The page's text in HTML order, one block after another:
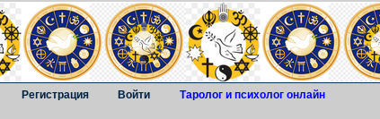
Регистрация Войти Таролог и психолог онлайн